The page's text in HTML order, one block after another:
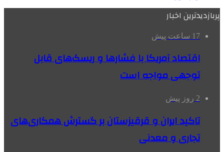
پربازدیدترین اخبار
17 ساعت پیش
اقتصاد آمریکا با فشارها و ریسک‌های قابل
توجهی مواجه است
2 روز پیش
تاکید ایران و قرقیزستان بر گسترش همکاری‌های
تجاری و معدنی